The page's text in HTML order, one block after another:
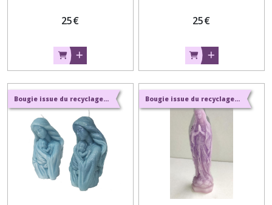
25€ 25€
Bougie issue du recyclage et parfums naturels de Grasse Bougie issue du recyclage et parfums naturels de Grasse